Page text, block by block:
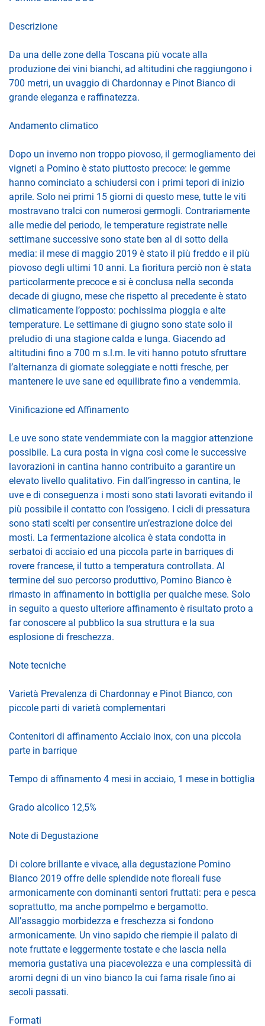
Descrizione
Da una delle zone della Toscana più vocate alla
produzione dei vini bianchi, ad altitudini che raggiungono i
700 metri, un uvaggio di Chardonnay e Pinot Bianco di
grande eleganza e raffinatezza.
Andamento climatico
Dopo un inverno non troppo piovoso, il germogliamento dei
vigneti a Pomino è stato piuttosto precoce: le gemme
hanno cominciato a schiudersi con i primi tepori di inizio
aprile. Solo nei primi 15 giorni di questo mese, tutte le viti
mostravano tralci con numerosi germogli. Contrariamente
alle medie del periodo, le temperature registrate nelle
settimane successive sono state ben al di sotto della
media: il mese di maggio 2019 è stato il più freddo e il più
piovoso degli ultimi 10 anni. La fioritura perciò non è stata
particolarmente precoce e si è conclusa nella seconda
decade di giugno, mese che rispetto al precedente è stato
climaticamente l’opposto: pochissima pioggia e alte
temperature. Le settimane di giugno sono state solo il
preludio di una stagione calda e lunga. Giacendo ad
altitudini fino a 700 m s.l.m. le viti hanno potuto sfruttare
l’alternanza di giornate soleggiate e notti fresche, per
mantenere le uve sane ed equilibrate fino a vendemmia.
Vinificazione ed Affinamento
Le uve sono state vendemmiate con la maggior attenzione
possibile. La cura posta in vigna così come le successive
lavorazioni in cantina hanno contribuito a garantire un
elevato livello qualitativo. Fin dall’ingresso in cantina, le
uve e di conseguenza i mosti sono stati lavorati evitando il
più possibile il contatto con l’ossigeno. I cicli di pressatura
sono stati scelti per consentire un’estrazione dolce dei
mosti. La fermentazione alcolica è stata condotta in
serbatoi di acciaio ed una piccola parte in barriques di
rovere francese, il tutto a temperatura controllata. Al
termine del suo percorso produttivo, Pomino Bianco è
rimasto in affinamento in bottiglia per qualche mese. Solo
in seguito a questo ulteriore affinamento è risultato proto a
far conoscere al pubblico la sua struttura e la sua
esplosione di freschezza.
Note tecniche
Varietà Prevalenza di Chardonnay e Pinot Bianco, con
piccole parti di varietà complementari
Contenitori di affinamento Acciaio inox, con una piccola
parte in barrique
Tempo di affinamento 4 mesi in acciaio, 1 mese in bottiglia
Grado alcolico 12,5%
Note di Degustazione
Di colore brillante e vivace, alla degustazione Pomino
Bianco 2019 offre delle splendide note floreali fuse
armonicamente con dominanti sentori fruttati: pera e pesca
soprattutto, ma anche pompelmo e bergamotto.
All’assaggio morbidezza e freschezza si fondono
armonicamente. Un vino sapido che riempie il palato di
note fruttate e leggermente tostate e che lascia nella
memoria gustativa una piacevolezza e una complessità di
aromi degni di un vino bianco la cui fama risale fino ai
secoli passati.
Formati